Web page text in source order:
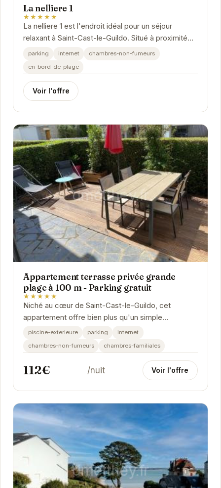
La nelliere 1
★★★★★
La nelliere 1 est l'endroit idéal pour un séjour
relaxant à Saint-Cast-le-Guildo. Situé à proximité
des attractions locales, cet établissement...
parking internet
chambres-non-fumeurs
en-bord-de-plage
Voir l'offre
Appartement terrasse privée grande
plage à 100 m - Parking gratuit
★★★★★
Niché au cœur de Saint-Cast-le-Guildo, cet
appartement offre bien plus qu'un simple
hébergement ; il propose une véritable expérience
piscine-exterieure parking
internet
chambres-non-fumeurs
chambres-familiales
112€ /nuit Voir l'offre